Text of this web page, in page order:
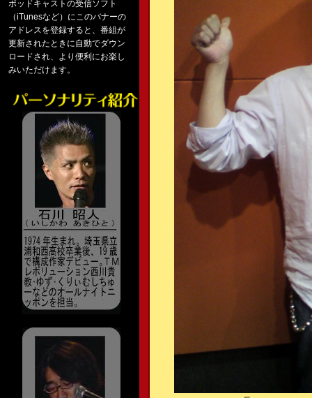
ポッドキャストの受信ソフト
（iTunesなど）にこのバナーの
アドレスを登録すると、番組が
更新されたときに自動でダウン
ロードされ、より便利にお楽し
みいただけます。